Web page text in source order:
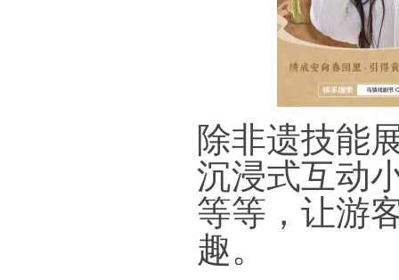
除非遗技能
沉浸式互动
等等，让游
趣。